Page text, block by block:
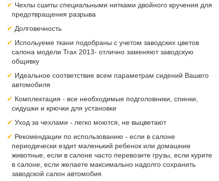
Чехлы сшиты специальными нитками двойного кручения для
предотвращения разрыва
Долговечность
Испольуеме ткани подобраны с учетом заводских цветов
салона модели Trax 2013- отлично заменяют заводскую
общивку
Идеальное соответствие всем параметрам сидений Вашего
автомобиля
Комплектация - все необходимые подголовники, спинки,
сидушки и крючки для установки
Уход за чехлами - легко моются, не выцветают
Рекомендации по использованию - если в салоне
периодически ездит маленький ребенок или домашние
животные, если в салоне часто перевозите грузы, если курите
в салоне, если желаете максимально надолго сохранить
заводской салон автомобия